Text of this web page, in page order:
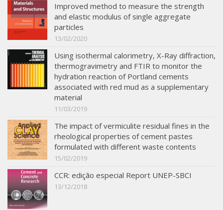
Improved method to measure the strength
and elastic modulus of single aggregate
particles
13/02/2020
Using isothermal calorimetry, X-Ray diffraction,
thermogravimetry and FTIR to monitor the
hydration reaction of Portland cements
associated with red mud as a supplementary
material
11/03/2019
The impact of vermiculite residual fines in the
rheological properties of cement pastes
formulated with different waste contents
15/02/2019
CCR: edição especial Report UNEP-SBCI
13/12/2018